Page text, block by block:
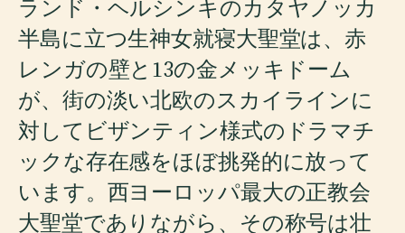
ランド・ヘルシンキのカタヤノッカ
半島に立つ生神女就寝大聖堂は、赤
レンガの壁と13の金メッキドーム
が、街の淡い北欧のスカイラインに
対してビザンティン様式のドラマチ
ックな存在感をほぼ挑発的に放って
います。西ヨーロッパ最大の正教会
大聖堂でありながら、その称号は壮